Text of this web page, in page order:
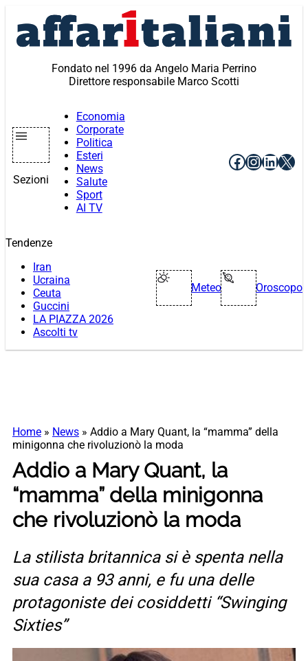
contenuto
Fondato nel 1996 da Angelo Maria Perrino
Direttore responsabile Marco Scotti
Sezioni
Economia
Corporate
Politica
Esteri
News
Salute
Sport
AI TV
Facebook
X
Tendenze
Iran
Ucraina
Ceuta
Guccini
LA PIAZZA 2026
Ascolti tv
Meteo Oroscopo
Home » News » Addio a Mary Quant, la “mamma” della
minigonna che rivoluzionò la moda
Addio a Mary Quant, la
“mamma” della minigonna
che rivoluzionò la moda
La stilista britannica si è spenta nella
sua casa a 93 anni, e fu una delle
protagoniste dei cosiddetti “Swinging
Sixties”